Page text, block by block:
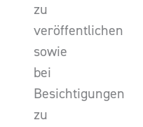
zu
veröffentlichen
sowie
bei
Besichtigungen
zu